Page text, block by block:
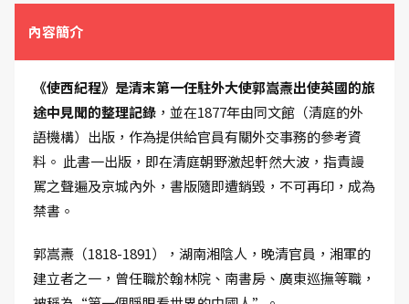
內容簡介
《使西紀程》是清末第一任駐外大使郭嵩燾出使英國的旅
途中見聞的整理記錄 ，並在1877年由同文館（清庭的外
語機構）出版，作為提供給官員有關外交事務的參考資
料。 此書一出版，即在清庭朝野激起軒然大波，指責謾
駡之聲遍及京城內外，書版隨即遭銷毀，不可再印，成為
禁書。
郭嵩燾（1818-1891），湖南湘陰人，晚清官員，湘軍的
建立者之一，曾任職於翰林院、南書房、廣東巡撫等職，